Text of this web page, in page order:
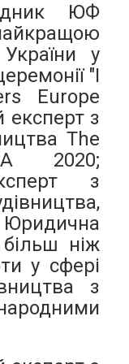
ЮФ
у
"I
Europe
експерт з
The
2020;
з
ніж
у сфері
з